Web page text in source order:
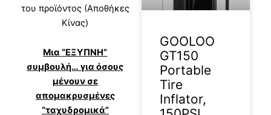
του προϊόντος (Αποθήκες
Κίνας)
Μια “ΕΞΥΠΝΗ”
συμβουλή… για όσους
μένουν σε
απομακρυσμένες
“ταχυδρομικά”
GOOLOO
GT150
Portable
Tire
Inflator,